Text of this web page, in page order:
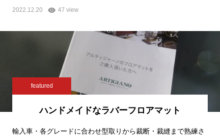
2022.12.20 47 view
featured
ハンドメイドなラバーフロアマット
輸入車・各グレードに合わせ型取りから裁断・裁縫まで熟練さ